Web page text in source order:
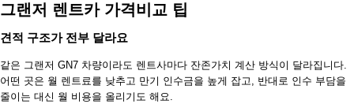
그랜저 렌트카 가격비교 팁
견적 구조가 전부 달라요
같은 그랜저 GN7 차량이라도 렌트사마다 잔존가치 계산 방식이 달라집니다.
어떤 곳은 월 렌트료를 낮추고 만기 인수금을 높게 잡고, 반대로 인수 부담을
줄이는 대신 월 비용을 올리기도 해요.